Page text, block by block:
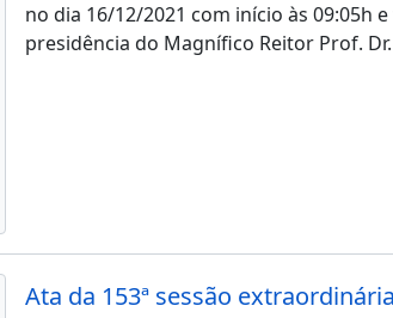
no dia 16/12/2021 com início às 09:05h
presidência do Magnífico Reitor Prof.